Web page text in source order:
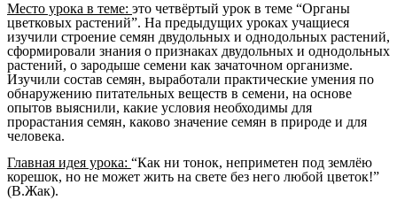
Место урока в теме: это четвёртый урок в теме “Органы
цветковых растений”. На предыдущих уроках учащиеся
изучили строение семян двудольных и однодольных растений,
сформировали знания о признаках двудольных и однодольных
растений, о зародыше семени как зачаточном организме.
Изучили состав семян, выработали практические умения по
обнаружению питательных веществ в семени, на основе
опытов выяснили, какие условия необходимы для
прорастания семян, каково значение семян в природе и для
человека.
Главная идея урока: “Как ни тонок, неприметен под землёю
корешок, но не может жить на свете без него любой цветок!”
(В.Жак).